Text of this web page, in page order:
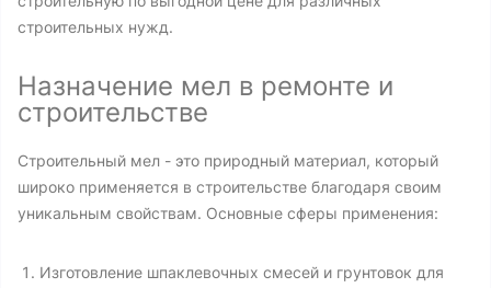
строительных нужд.
Назначение мел в ремонте и
строительстве
Строительный мел - это природный материал, который
широко применяется в строительстве благодаря своим
уникальным свойствам. Основные сферы применения:
Изготовление шпаклевочных смесей и грунтовок для